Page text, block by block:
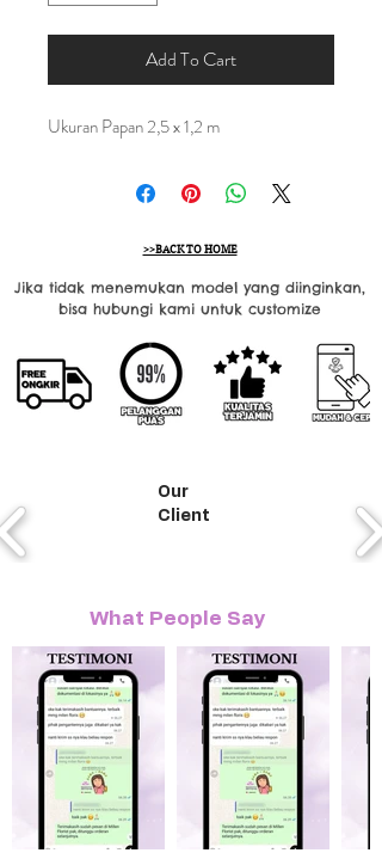
Add To Cart
Ukuran Papan 2,5 x 1,2 m
>>BACK TO HOME
Jika tidak menemukan model yang diinginkan,
bisa hubungi kami untuk customize
Our
Client
What People Say